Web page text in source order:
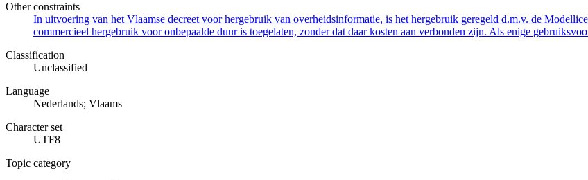
Other constraints
In uitvoering van het Vlaamse decreet voor hergebruik van overheidsinformatie, is het hergebruik geregeld d.m.v. de
commercieel hergebruik voor onbepaalde duur is toegelaten, zonder dat daar kosten aan verbonden zijn. Als enige
Classification
Unclassified
Language
Nederlands; Vlaams
Character set
UTF8
Topic category